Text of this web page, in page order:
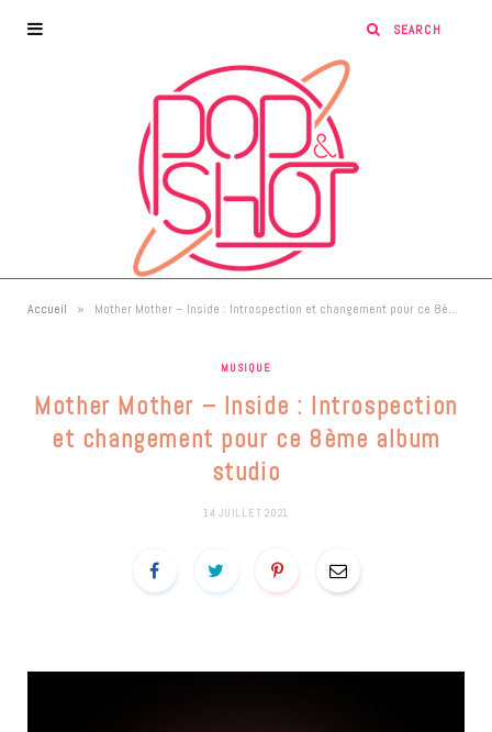
Accueil » Mother Mother – Inside : Introspection et changement pour ce 8ème album studio
MUSIQUE
Mother Mother – Inside : Introspection
et changement pour ce 8ème album
studio
14 JUILLET 2021